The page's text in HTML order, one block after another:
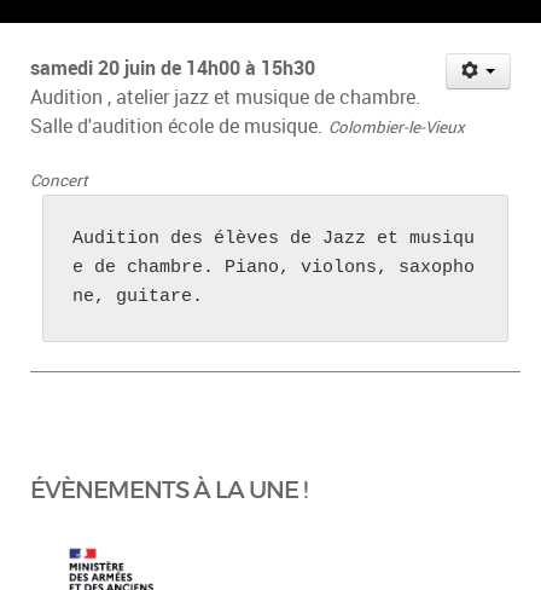
samedi 20 juin de 14h00 à 15h30
Audition , atelier jazz et musique de chambre.
Salle d'audition école de musique. Colombier-le-Vieux
Concert
Audition des élèves de Jazz et musiqu
e de chambre. Piano, violons, saxopho
ne, guitare.
ÉVÈNEMENTS À LA UNE !